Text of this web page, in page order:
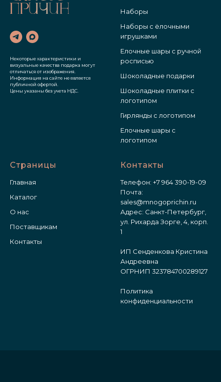
Некоторые характеристики и
визуальные качества подарка могут
отличаться от изображения.
Информация на сайте не является
публичной офертой.
Цены указаны без учета НДС.
Наборы
Наборы с ёлочными
игрушками
Елочные шары с ручной
росписью
Шоколадные подарки
Шоколадные плитки с
логотипом
Гирлянды с логотипом
Елочные шары с
логотипом
Страницы
Главная
Каталог
О нас
Поставщикам
Контакты
Контакты
Телефон: +7 964 390-19-09
Почта:
sales@mnogoprichin.ru
Адрес: Санкт-Петербург,
ул. Рихарда Зорге, 4, корп.
1
ИП Сенденкова Кристина
Андреевна
ОГРНИП 323784700289127
Политика
конфиденциальности